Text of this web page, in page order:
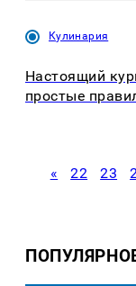
Кулинария
Настоящий
простые
« 22 23